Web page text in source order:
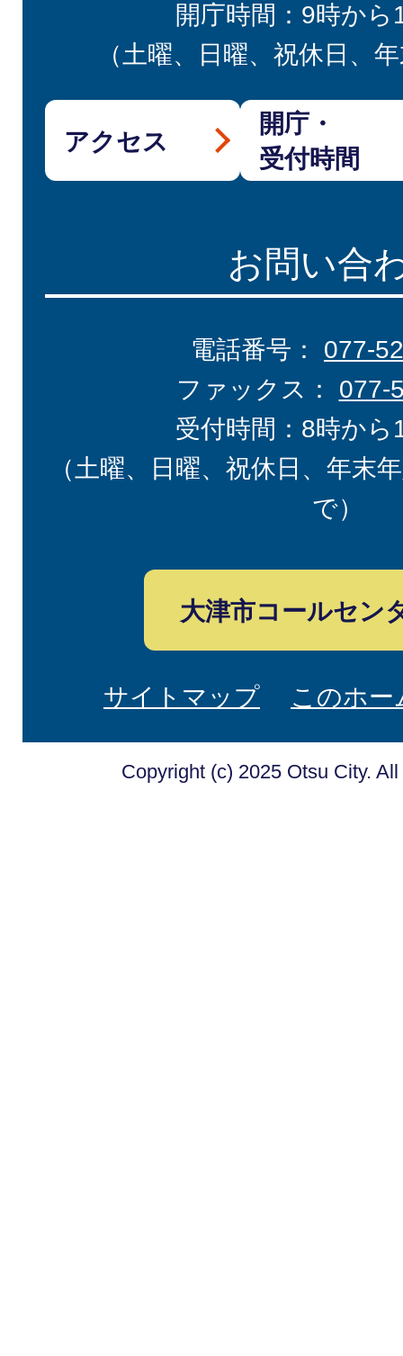
開庁時間：9時から
（土曜、日曜、祝休日、
アクセス
開庁・
受付時間
お問い合
電話番号： 077-
ファックス： 077-
受付時間：8時から
（土曜、日曜、祝休日、年末
で）
大津市コールセン
サイトマップ このホ
Copyright (c) 2025 Otsu City.